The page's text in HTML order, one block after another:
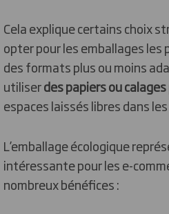
Cela explique certains choix
opter pour les emballages les
des formats plus ou moins
utiliserdes papiers ou calages
espaces laissés libres dans
L’emballage écologique
intéressante pour les e-
nombreux bénéfices :